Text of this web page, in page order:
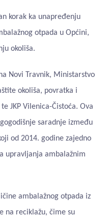
korak ka unapređenju
otpada u Općini,
okoliša.
Novi Travnik, Ministarstvo
okoliša, povratka i
JKP Vilenica-Čistoća. Ova
saradnje između
od 2014. godine zajedno
upravljanja ambalažnim
ambalažnog otpada iz
na reciklažu, čime su